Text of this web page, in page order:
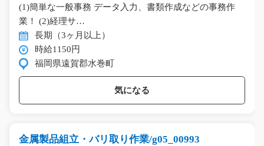
(1)簡単な一般事務 データ入力、書類作成などの事務作
業！ (2)経理サ…
長期（3ヶ月以上）
時給1150円
福岡県遠賀郡水巻町
気になる
金属製品組立・バリ取り作業/g05_00993